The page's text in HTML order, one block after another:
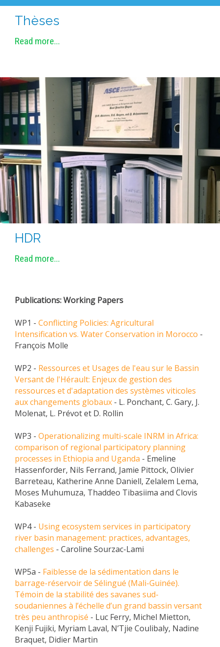
Thèses
Read more...
HDR
Read more...
Publications: Working Papers
WP1 - Conflicting Policies: Agricultural
Intensification vs. Water Conservation in Morocco -
François Molle
WP2 - Ressources et Usages de l'eau sur le Bassin
Versant de l'Hérault: Enjeux de gestion des
ressources et d'adaptation des systèmes viticoles
aux changements globaux - L. Ponchant, C. Gary, J.
Molenat, L. Prévot et D. Rollin
WP3 - Operationalizing multi-scale INRM in Africa:
comparison of regional participatory planning
processes in Ethiopia and Uganda - Emeline
Hassenforder, Nils Ferrand, Jamie Pittock, Olivier
Barreteau, Katherine Anne Daniell, Zelalem Lema,
Moses Muhumuza, Thaddeo Tibasiima and Clovis
Kabaseke
WP4 - Using ecosystem services in participatory
river basin management: practices, advantages,
challenges - Caroline Sourzac-Lami
WP5a - Faiblesse de la sédimentation dans le
barrage-réservoir de Sélingué (Mali-Guinée).
Témoin de la stabilité des savanes sud-
soudaniennes à l’échelle d’un grand bassin versant
très peu anthropisé - Luc Ferry, Michel Mietton,
Kenji Fujiki, Myriam Laval, N’Tjie Coulibaly, Nadine
Braquet, Didier Martin